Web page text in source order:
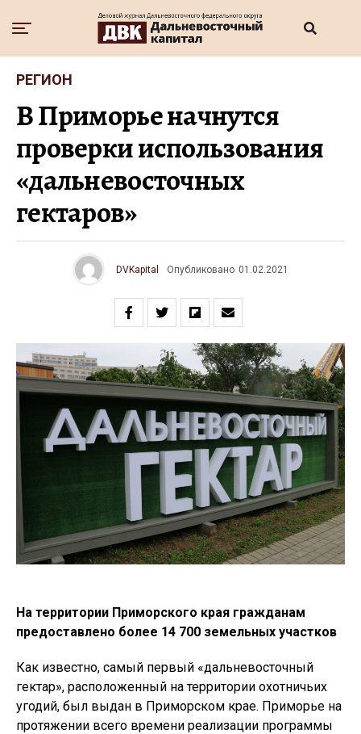
РЕГИОН
В Приморье начнутся
проверки использования
«дальневосточных
гектаров»
DVKapital Опубликовано 01.02.2021
На территории Приморского края гражданам
предоставлено более 14 700 земельных участков
Как известно, самый первый «дальневосточный
гектар», расположенный на территории охотничьих
угодий, был выдан в Приморском крае. Приморье на
протяжении всего времени реализации программы